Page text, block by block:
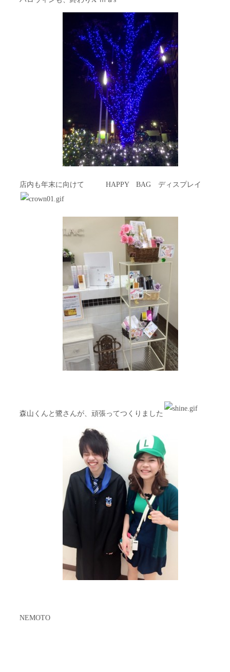
店内も年末に向けて HAPPY BAG ディスプレイ
森山くんと鷺さんが、頑張ってつくりました
NEMOTO